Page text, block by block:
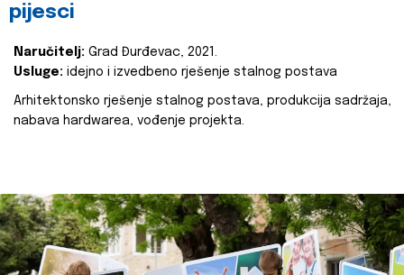
pijesci
Naručitelj: Grad Đurđevac, 2021.
Usluge: idejno i izvedbeno rješenje stalnog postava
Arhitektonsko rješenje stalnog postava, produkcija sadržaja,
nabava hardwarea, vođenje projekta.